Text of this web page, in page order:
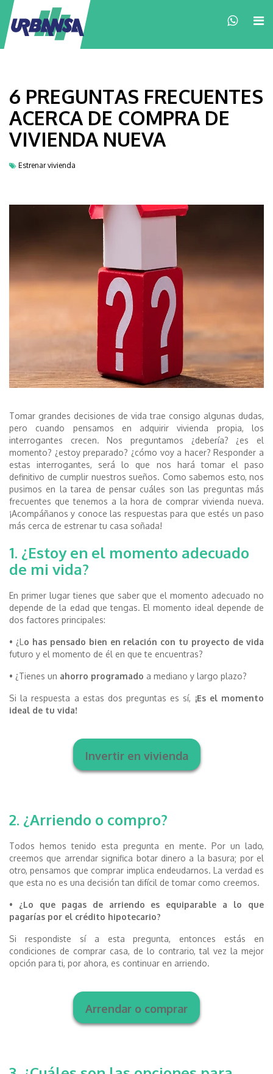
6 PREGUNTAS FRECUENTES
ACERCA DE COMPRA DE
VIVIENDA NUEVA
Estrenar vivienda
Tomar grandes decisiones de vida trae consigo algunas dudas,
pero cuando pensamos en adquirir vivienda propia, los
interrogantes crecen. Nos preguntamos ¿debería? ¿es el
momento? ¿estoy preparado? ¿cómo voy a hacer? Responder a
estas interrogantes, será lo que nos hará tomar el paso
definitivo de cumplir nuestros sueños. Como sabemos esto, nos
pusimos en la tarea de pensar cuáles son las preguntas más
frecuentes que tenemos a la hora de comprar vivienda nueva.
¡Acompáñanos y conoce las respuestas para que estés un paso
más cerca de estrenar tu casa soñada!
1. ¿Estoy en el momento adecuado
de mi vida?
En primer lugar tienes que saber que el momento adecuado no
depende de la edad que tengas. El momento ideal depende de
dos factores principales:
• ¿L o has pensado bien en relación con tu proyecto de vida
futuro y el momento de él en que te encuentras?
• ¿Tienes un ahorro programado a mediano y largo plazo?
Si la respuesta a estas dos preguntas es sí, ¡Es el momento
ideal de tu vida!
Invertir en vivienda
2. ¿Arriendo o compro?
Todos hemos tenido esta pregunta en mente. Por un lado,
creemos que arrendar significa botar dinero a la basura; por el
otro, pensamos que comprar implica endeudarnos. La verdad es
que esta no es una decisión tan difícil de tomar como creemos.
• ¿Lo que pagas de arriendo es equiparable a lo que
pagarías por el crédito hipotecario?
Si respondiste sí a esta pregunta, entonces estás en
condiciones de comprar casa, de lo contrario, tal vez la mejor
opción para ti, por ahora, es continuar en arriendo.
Arrendar o comprar